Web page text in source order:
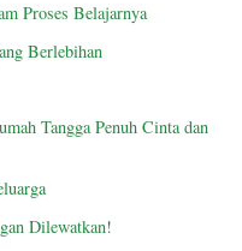
Proses Belajarnya
Berlebihan
Tangga Penuh Cinta dan
Dilewatkan!